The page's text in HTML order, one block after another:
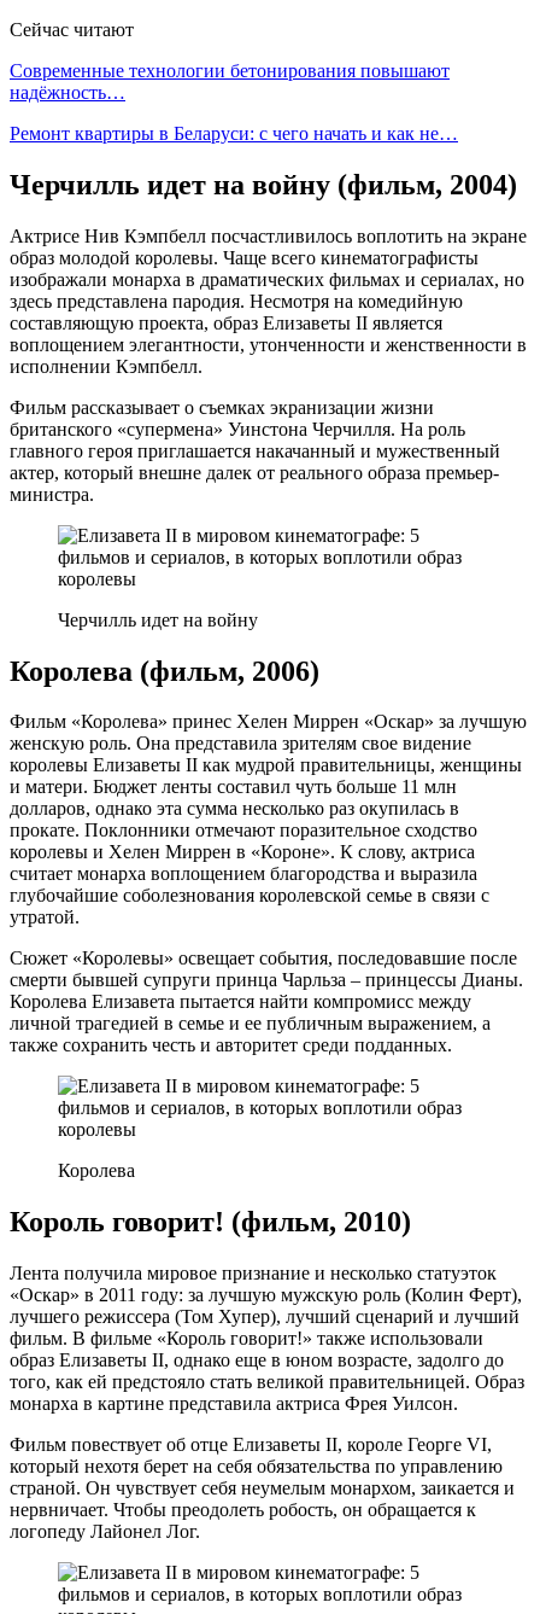
Сейчас читают
Современные технологии бетонирования повышают
надёжность…
Ремонт квартиры в Беларуси: с чего начать и как не…
Черчилль идет на войну (фильм, 2004)
Актрисе Нив Кэмпбелл посчастливилось воплотить на экране
образ молодой королевы. Чаще всего кинематографисты
изображали монарха в драматических фильмах и сериалах, но
здесь представлена пародия. Несмотря на комедийную
составляющую проекта, образ Елизаветы II является
воплощением элегантности, утонченности и женственности в
исполнении Кэмпбелл.
Фильм рассказывает о съемках экранизации жизни
британского «супермена» Уинстона Черчилля. На роль
главного героя приглашается накачанный и мужественный
актер, который внешне далек от реального образа премьер-
министра.
Черчилль идет на войну
Королева (фильм, 2006)
Фильм «Королева» принес Хелен Миррен «Оскар» за лучшую
женскую роль. Она представила зрителям свое видение
королевы Елизаветы II как мудрой правительницы, женщины
и матери. Бюджет ленты составил чуть больше 11 млн
долларов, однако эта сумма несколько раз окупилась в
прокате. Поклонники отмечают поразительное сходство
королевы и Хелен Миррен в «Короне». К слову, актриса
считает монарха воплощением благородства и выразила
глубочайшие соболезнования королевской семье в связи с
утратой.
Сюжет «Королевы» освещает события, последовавшие после
смерти бывшей супруги принца Чарльза – принцессы Дианы.
Королева Елизавета пытается найти компромисс между
личной трагедией в семье и ее публичным выражением, а
также сохранить честь и авторитет среди подданных.
Королева
Король говорит! (фильм, 2010)
Лента получила мировое признание и несколько статуэток
«Оскар» в 2011 году: за лучшую мужскую роль (Колин Ферт),
лучшего режиссера (Том Хупер), лучший сценарий и лучший
фильм. В фильме «Король говорит!» также использовали
образ Елизаветы II, однако еще в юном возрасте, задолго до
того, как ей предстояло стать великой правительницей. Образ
монарха в картине представила актриса Фрея Уилсон.
Фильм повествует об отце Елизаветы II, короле Георге VI,
который нехотя берет на себя обязательства по управлению
страной. Он чувствует себя неумелым монархом, заикается и
нервничает. Чтобы преодолеть робость, он обращается к
логопеду Лайонел Лог.